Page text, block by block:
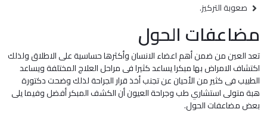
صعوبة التركيز.
مضاعفات الحول
تعد العين من ضمن أهم اعضاء الانسان وأكثرها حساسية على الاطلاق ولذلك
اكتشاف الامراض بها مبكرا يساعد كثيرا فى مراحل العلاج المختلفة ويساعد
الطبيب فى كثير من الأحيان عن تجنب أخذ قرار الجراحة لذلك وضحت دكتورة
هبة متولى استشاري طب وجراحة العيون أن الكشف المبكر أفضل وفيما يلى
بعض مضاعفات الحول.